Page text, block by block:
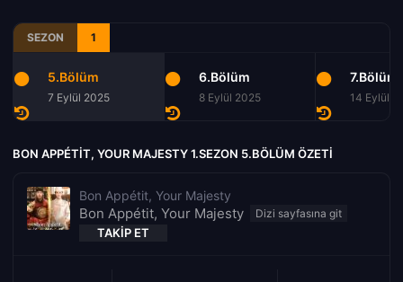
SEZON 1
5.Bölüm
7 Eylül 2025
6.Bölüm
8 Eylül 2025
7.Bölüm
14 Eylül
BON APPÉTIT, YOUR MAJESTY 1.SEZON 5.BÖLÜM ÖZETI
Bon Appétit, Your Majesty
Bon Appétit, Your Majesty
TAKIP ET